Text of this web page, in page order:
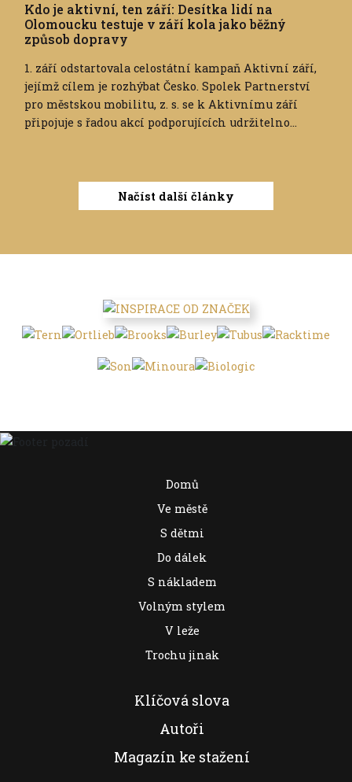
Kdo je aktivní, ten září: Desítka lidí na
Olomoucku testuje v září kola jako běžný
způsob dopravy
1. září odstartovala celostátní kampaň Aktivní září,
jejímž cílem je rozhýbat Česko. Spolek Partnerství
pro městskou mobilitu, z. s. se k Aktivnímu září
připojuje s řadou akcí podporujících udržitelno...
Načíst další články
Domů
Ve městě
S dětmi
Do dálek
S nákladem
Volným stylem
V leže
Trochu jinak
Klíčová slova
Autoři
Magazín ke stažení